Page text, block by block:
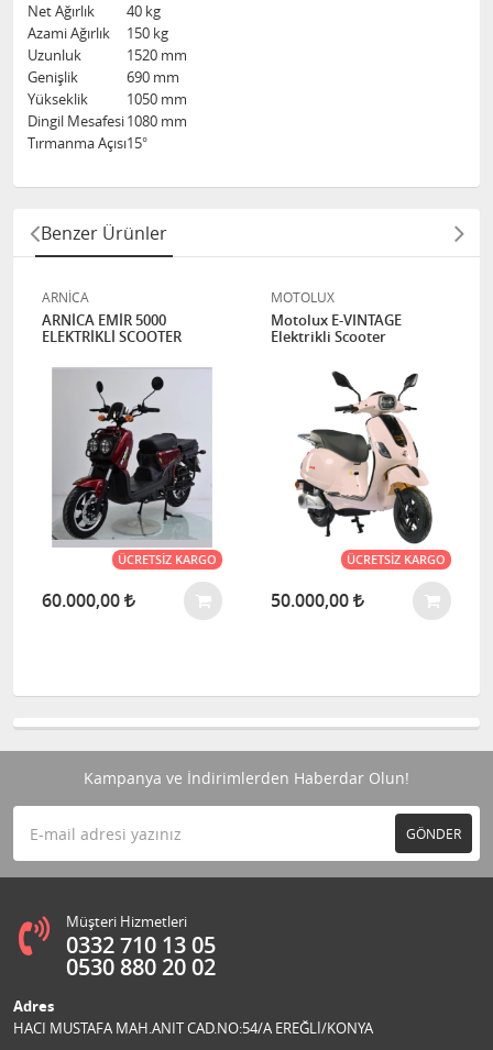
Net Ağırlık
40 kg
Azami Ağırlık
150 kg
Uzunluk
1520 mm
Genişlik
690 mm
Yükseklik
1050 mm
Dingil Mesafesi1080 mm
Tırmanma Açısı15°
Benzer Ürünler
ARNİCA
ARNİCA EMİR 5000
ELEKTRİKLİ SCOOTER
ÜCRETSIZ KARGO
60.000,00
MOTOLUX
Motolux E-VINTAGE
Elektrikli Scooter
ÜCRETSIZ KARGO
50.000,00
Kampanya ve İndirimlerden Haberdar Olun!
GÖNDER
Müşteri Hizmetleri
0332 710 13 05
0530 880 20 02
Adres
HACI MUSTAFA MAH.ANIT CAD.NO:54/A EREĞLİ/KONYA